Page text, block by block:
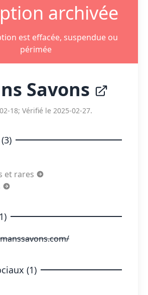
archivée
est effacée, suspendue ou
périmée
Savons
18; Vérifié le 2025-02-27.
et rares
(1)